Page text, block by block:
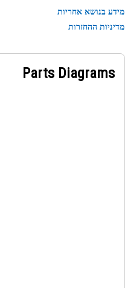
בנושא אחריות
ההחזרות
Parts Diagrams